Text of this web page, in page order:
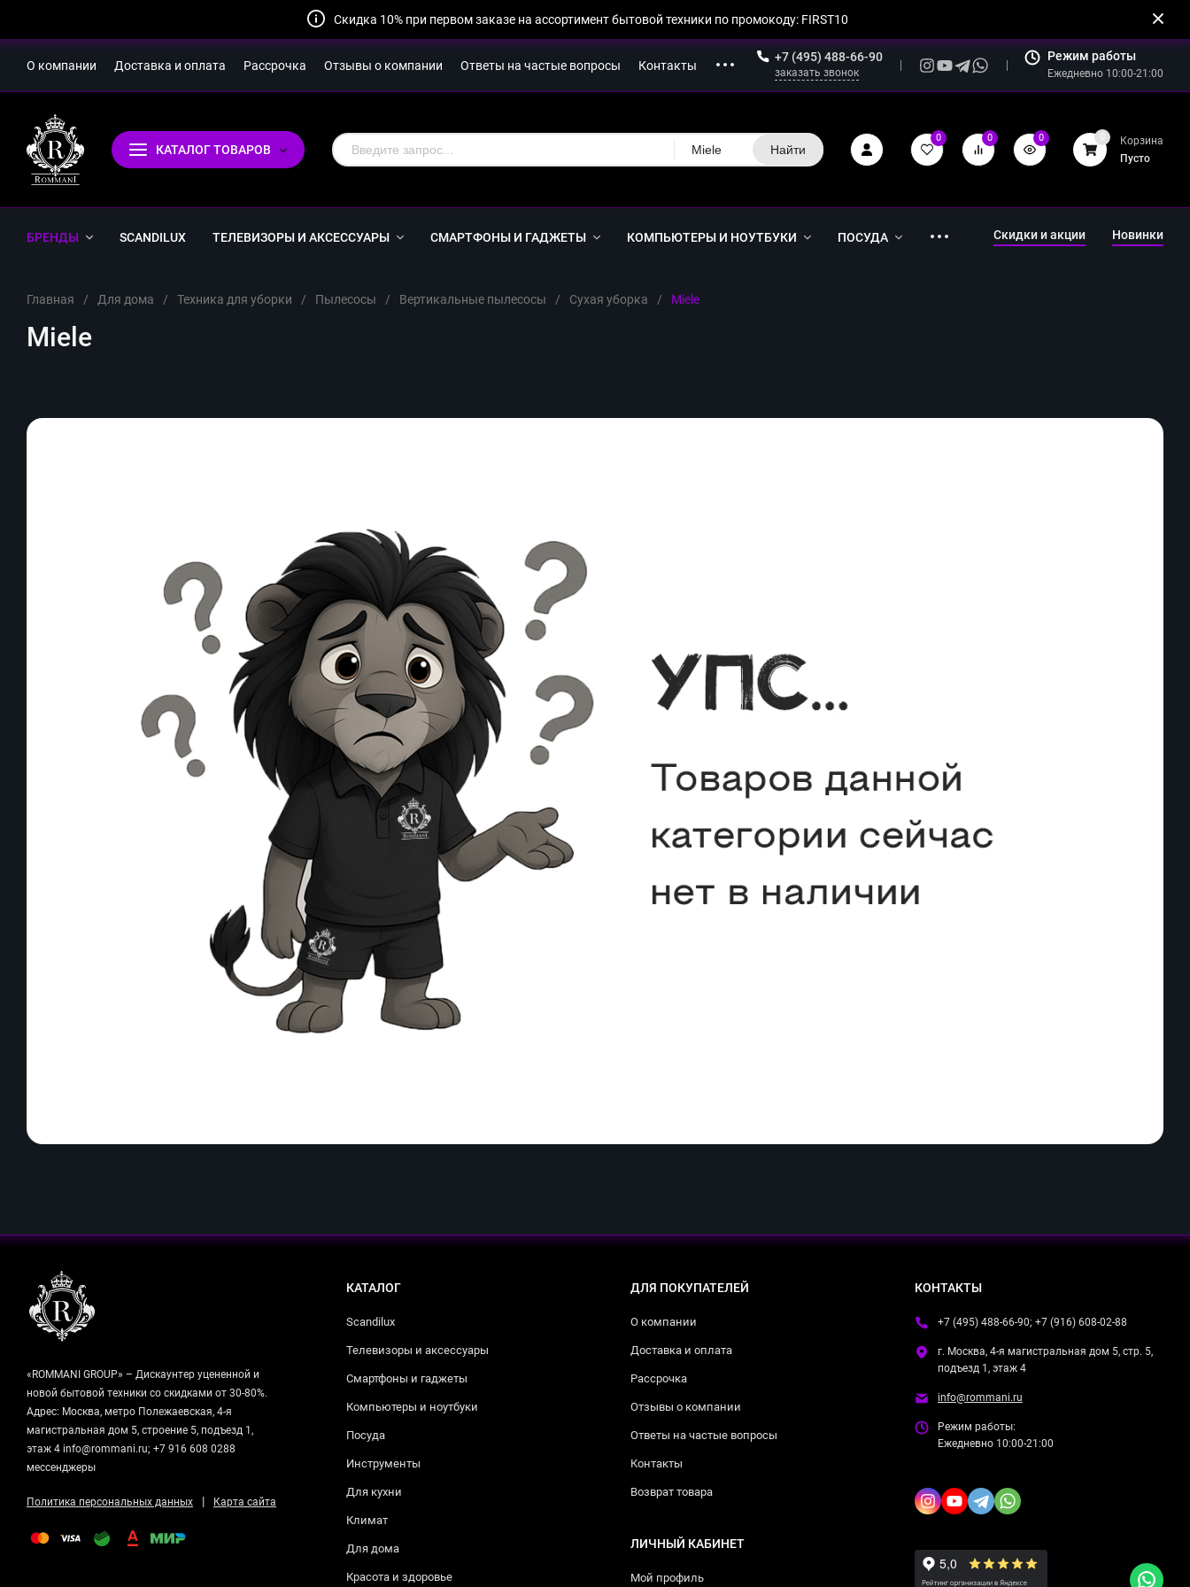
Скидка 10% при первом заказе на ассортимент бытовой техники по промокоду: FIRST10
О компании Доставка и оплата Рассрочка Отзывы о компании Ответы на частые вопросы Контакты
+7 (495) 488-66-90
заказать звонок
Режим работы
Ежедневно 10:00-21:00
КАТАЛОГ ТОВАРОВ Miele Найти
0 0 0 0
Корзина
Пусто
БРЕНДЫ SCANDILUX ТЕЛЕВИЗОРЫ И АКСЕССУАРЫ СМАРТФОНЫ И ГАДЖЕТЫ КОМПЬЮТЕРЫ И НОУТБУКИ ПОСУДА Скидки и акции Новинки
Главная / Для дома / Техника для уборки / Пылесосы / Вертикальные пылесосы / Сухая уборка / Miele
Miele
«ROMMANI GROUP» – Дискаунтер уцененной и
новой бытовой техники со скидками от 30-80%.
Адрес: Москва, метро Полежаевская, 4-я
магистральная дом 5, строение 5, подъезд 1,
этаж 4 info@rommani.ru; +7 916 608 0288
мессенджеры
Политика персональных данных | Карта сайта
КАТАЛОГ
Scandilux
Телевизоры и аксессуары
Смартфоны и гаджеты
Компьютеры и ноутбуки
Посуда
Инструменты
Для кухни
Климат
Для дома
Красота и здоровье
ДЛЯ ПОКУПАТЕЛЕЙ
О компании
Доставка и оплата
Рассрочка
Отзывы о компании
Ответы на частые вопросы
Контакты
Возврат товара
ЛИЧНЫЙ КАБИНЕТ
Мой профиль
КОНТАКТЫ
+7 (495) 488-66-90; +7 (916) 608-02-88
г. Москва, 4-я магистральная дом 5, стр. 5,
подъезд 1, этаж 4
info@rommani.ru
Режим работы:
Ежедневно 10:00-21:00